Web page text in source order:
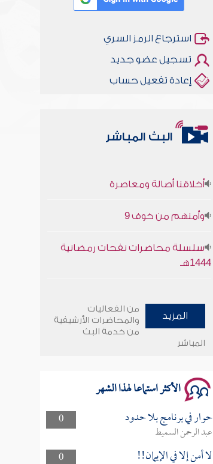
استرجاع الرمز السري
تسجيل عضو جديد
إعادة تفعيل حساب
البث المباشر
1444هـ
وأمنهم من خوف 9
المزيد
من الفعاليات
والمحاضرات الأرشيفية
من خدمة البث
المباشر
الأكثر استماعا لهذا الشهر
0 حوار في برنامج بلا حدود
عبد الرحمن السميط
0
لا أمن إلا في الإيمان!!